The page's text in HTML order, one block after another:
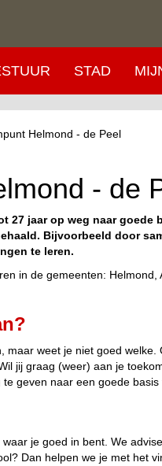
STAD
Helmond - de Peel
- de
27 jaar op weg naar
Bijvoorbeeld door
te leren.
in de gemeenten:
maar weet je niet goed
jij graag (weer) aan je
geven naar een goede basis
je goed in bent. We
Dan helpen we je met het